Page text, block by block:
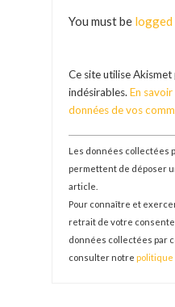
You must be logged
Ce site utilise
indésirables. En
données de vos
Les données collectées
permettent de déposer
article.
Pour connaître et
retrait de votre
données collectées par
consulter notre politique